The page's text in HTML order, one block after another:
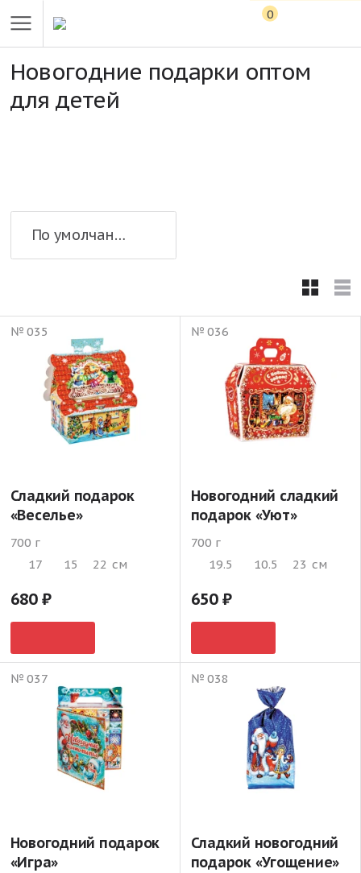
0
Новогодние подарки оптом
для детей
По умолчанию
№ 035
Сладкий подарок
«Веселье»
700 г
17
15 22 см
680
№ 036
Новогодний сладкий
подарок «Уют»
700 г
19.5
10.5 23 см
650
№ 037
Новогодний подарок
«Игра»
№ 038
Сладкий новогодний
подарок «Угощение»